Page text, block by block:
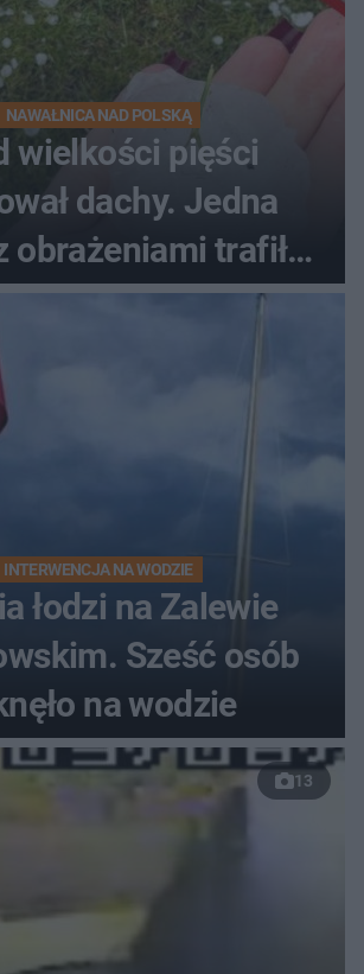
NAWAŁNICA NAD POLSKĄ
wielkości pięści
dachy. Jedna
obrażeniami trafiła
do szpitala
INTERWENCJA NA WODZIE
łodzi na Zalewie
Sześć osób
na wodzie
13